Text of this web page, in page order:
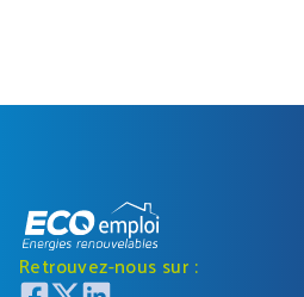
Retrouvez-nous sur :